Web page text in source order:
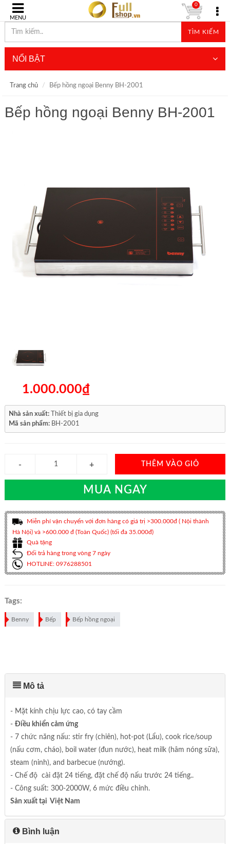
MENU
TÌM KIẾM
0
NỔI BẬT
Trang chủ Bếp hồng ngoại Benny BH-2001
Bếp hồng ngoại Benny BH-2001
1.000.000₫
Nhà sản xuất:
Thiết bị gia dụng
Mã sản phẩm: BH-2001
THÊM VÀO GIỎ
MUA NGAY
Miễn phí vận chuyển với đơn hàng có giá trị >300.000đ ( Nội thành
Hà Nội) và >600.000 đ (Toàn Quốc) (tối đa 35.000đ)
Quà tặng
Đổi trả hàng trong vòng 7 ngày
HOTLINE: 0976288501
Tags:
Benny Bếp Bếp hồng ngoại
Mô tả
- Mặt kính chịu lực cao, có tay cầm
- Điều khiển cảm ứng
- 7 chức năng nấu: stir fry (chiên), hot-pot (Lẩu), cook rice/soup
(nấu cơm, cháo), boil water (đun nước), heat milk (hâm nóng sữa),
steam (ninh), and barbecue (nướng).
- Chế độ cài đặt 24 tiếng, đặt chế độ nấu trước 24 tiếng..
- Công suất: 300-2000W, 6 mức điều chỉnh.
Sản xuất tại Việt Nam
Bình luận